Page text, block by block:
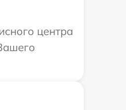
центра